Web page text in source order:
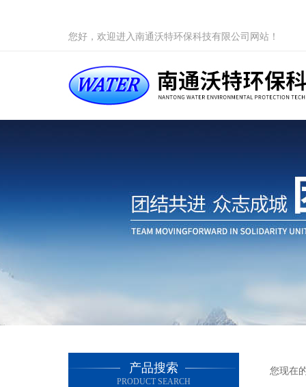
您好，欢迎进入南通沃特环保科技有限公司网站！
产品搜索
PRODUCT SEARCH
您现在